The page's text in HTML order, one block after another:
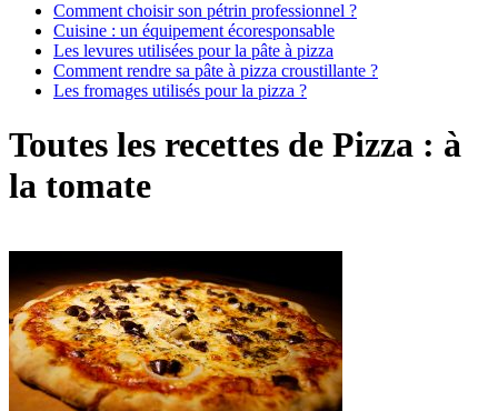
Comment choisir son pétrin professionnel ?
Cuisine : un équipement écoresponsable
Les levures utilisées pour la pâte à pizza
Comment rendre sa pâte à pizza croustillante ?
Les fromages utilisés pour la pizza ?
Toutes les recettes de Pizza : à
la tomate